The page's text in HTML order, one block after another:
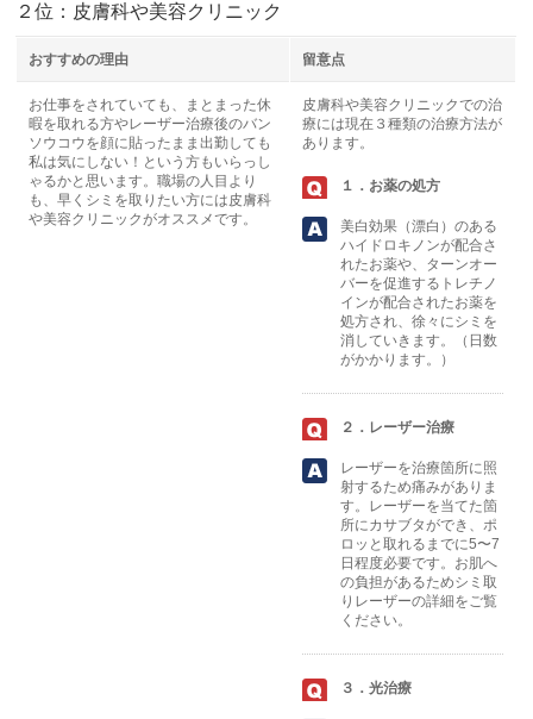
２位：皮膚科や美容クリニック
おすすめの理由 留意点
お仕事をされていても、まとまった休
暇を取れる方やレーザー治療後のバン
ソウコウを顔に貼ったまま出勤しても
私は気にしない！という方もいらっし
ゃるかと思います。職場の人目より
も、早くシミを取りたい方には皮膚科
や美容クリニックがオススメです。
皮膚科や美容クリニックでの治
療には現在３種類の治療方法が
あります。
１．お薬の処方
美白効果（漂白）のある
ハイドロキノンが配合さ
れたお薬や、ターンオー
バーを促進するトレチノ
インが配合されたお薬を
処方され、徐々にシミを
消していきます。（日数
がかかります。）
２．レーザー治療
レーザーを治療箇所に照
射するため痛みがありま
す。レーザーを当てた箇
所にカサブタができ、ポ
ロッと取れるまでに5〜7
日程度必要です。お肌へ
の負担があるためシミ取
りレーザーの詳細をご覧
ください。
３．光治療